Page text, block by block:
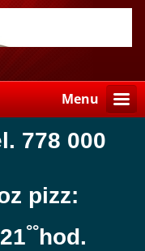
Menu
778 000
pizz:
21°°hod.